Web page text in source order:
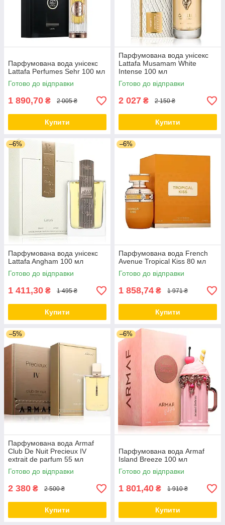
Парфумована вода унісекс
Lattafa Perfumes Sehr 100 мл
Готово до відправки
1 890,70 ₴ 2 005 ₴
Купити
Парфумована вода унісекс
Lattafa Musamam White
Intense 100 мл
Готово до відправки
2 027 ₴ 2 150 ₴
Купити
–6%
Парфумована вода унісекс
Lattafa Angham 100 мл
Готово до відправки
1 411,30 ₴ 1 495 ₴
Купити
–6%
Парфумована вода French
Avenue Tropical Kiss 80 мл
Готово до відправки
1 858,74 ₴ 1 971 ₴
Купити
–5%
Парфумована вода Armaf
Club De Nuit Precieux IV
extrait de parfum 55 мл
Готово до відправки
2 380 ₴ 2 500 ₴
Купити
–6%
Парфумована вода Armaf
Island Breeze 100 мл
Готово до відправки
1 801,40 ₴ 1 910 ₴
Купити